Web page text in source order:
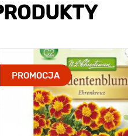
PROMOCJA